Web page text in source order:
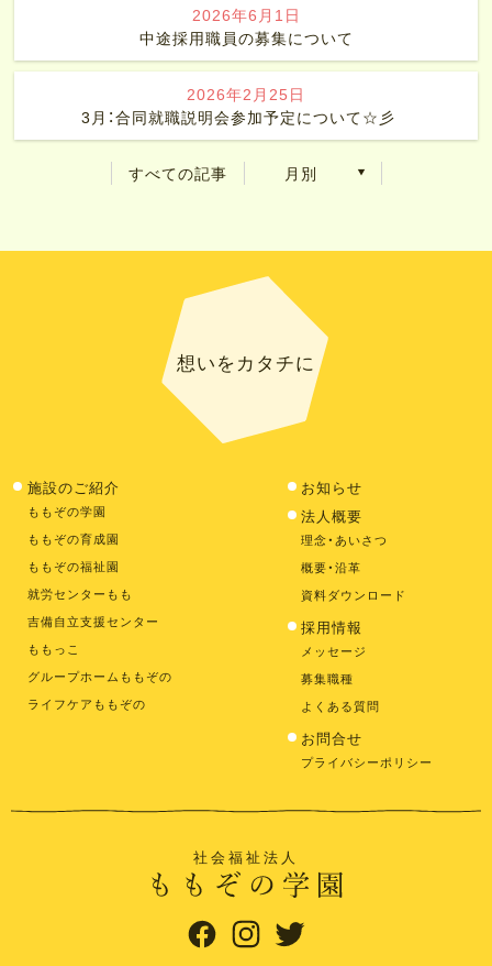
2026年6月1日
中途採用職員の募集について
2026年2月25日
3月：合同就職説明会参加予定について☆彡
すべての記事 月別
想いをカタチに
施設のご紹介
ももぞの学園
ももぞの育成園
ももぞの福祉園
就労センターもも
吉備自立支援センター
ももっこ
グループホームももぞの
ライフケアももぞの
お知らせ
法人概要
理念・あいさつ
概要・沿革
資料ダウンロード
採用情報
メッセージ
募集職種
よくある質問
お問合せ
プライバシーポリシー
社会福祉法人